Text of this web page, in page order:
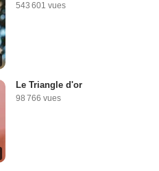
543 601 vues
Le Triangle d'or
98 766 vues